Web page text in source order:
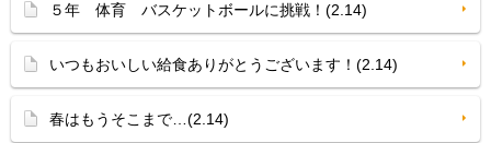
５年 体育 バスケットボールに挑戦！(2.14)
いつもおいしい給食ありがとうございます！(2.14)
春はもうそこまで…(2.14)